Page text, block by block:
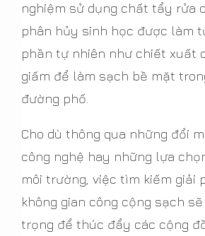
nghiệm sử dụng chất tẩy rửa
phân hủy sinh học được làm
phần tự nhiên như chiết xuất
giấm để làm sạch bề mặt
đường phố.
Cho dù thông qua những đổi
công nghệ hay những lựa
môi trường, việc tìm kiếm giải
không gian công cộng sạch
trọng để thúc đẩy các cộng